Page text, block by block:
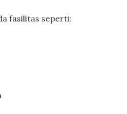
fasilitas seperti: